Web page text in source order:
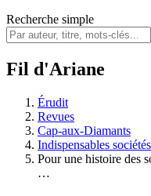
Recherche simple
Fil d'Ariane
Érudit
Revues
Cap-aux-Diamants
Indispensables
Pour une histoire des
…